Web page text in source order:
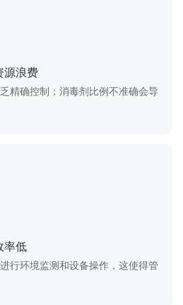
源浪费
精确控制；消毒剂比例不准确会导
率低
行环境监测和设备操作，这使得管